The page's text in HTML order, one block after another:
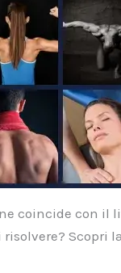
coincide con il
Scopri